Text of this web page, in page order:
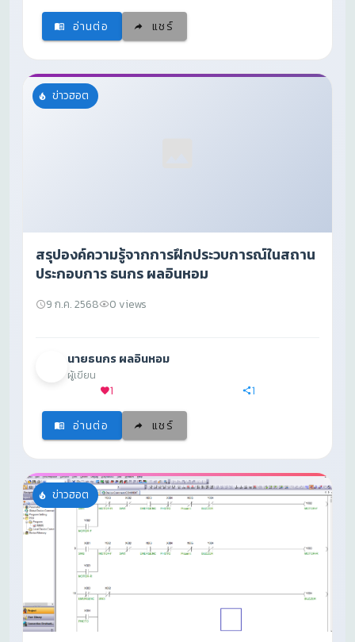
อ่านต่อ แชร์
ข่าวฮอต
สรุปองค์ความรู้จากการฝึกประวบการณ์ในสถาน
ประกอบการ ธนกร ผลอินหอม
9 ก.ค. 2568 0 views
นายธนกร ผลอินหอม
ผู้เขียน
1 1
อ่านต่อ แชร์
ข่าวฮอต